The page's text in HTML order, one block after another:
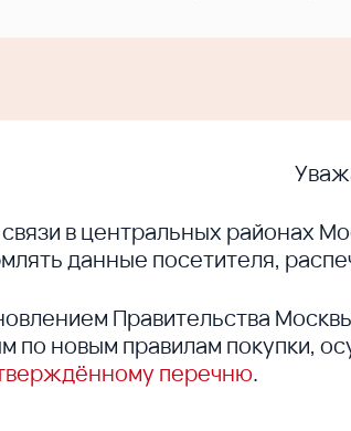
в центральных районах
данные посетителя,
Правительства
по новым правилам покупки,
перечню.